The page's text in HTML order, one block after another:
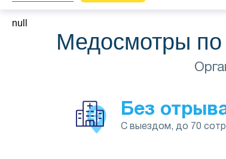
Медосмотры по
Без
С выездом, до 70
null